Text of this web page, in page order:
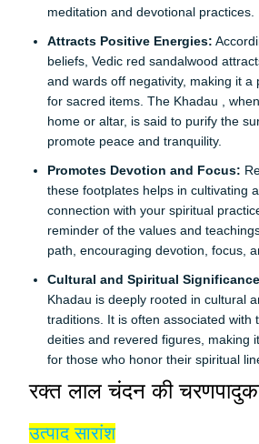
meditation and devotional practices.
Attracts Positive Energies:
beliefs, Vedic red sandalwood
and wards off negativity, making it a
for sacred items. The Khadau ,
home or altar, is said to purify the
promote peace and tranquility.
Promotes Devotion and Focus:
these footplates helps in cultivating
connection with your spiritual
reminder of the values and
path, encouraging devotion, focus,
Cultural and Spiritual
Khadau is deeply rooted in cultural
traditions. It is often associated with
deities and revered figures, making
for those who honor their spiritual
रक्त लाल चंदन की
उत्पाद सारांश